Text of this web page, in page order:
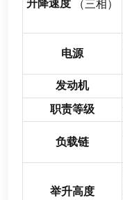
升降速度 （三相）
电源
发动机
职责等级
负载链
举升高度